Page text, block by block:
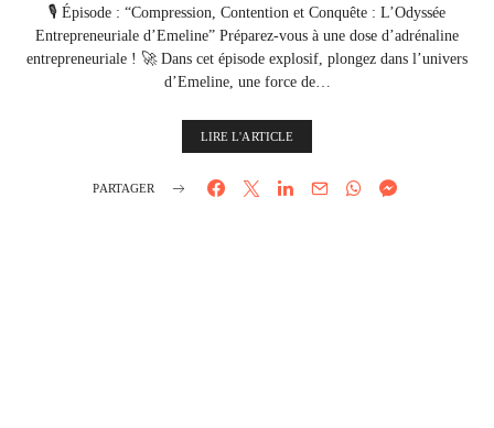
🎙️ Épisode : “Compression, Contention et Conquête : L’Odyssée
Entrepreneuriale d’Emeline” Préparez-vous à une dose d’adrénaline
entrepreneuriale ! 🚀 Dans cet épisode explosif, plongez dans l’univers
d’Emeline, une force de…
LIRE L'ARTICLE
PARTAGER